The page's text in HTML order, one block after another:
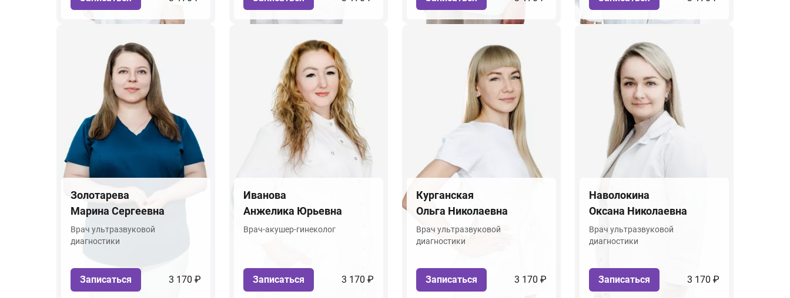
Золотарева
Марина Сергеевна
Врач ультразвуковой
диагностики
Записаться 3 170 ₽
Иванова
Анжелика Юрьевна
Врач-акушер-гинеколог
Записаться 3 170 ₽
Курганская
Ольга Николаевна
Врач ультразвуковой
диагностики
Записаться 3 170 ₽
Наволокина
Оксана Николаевна
Врач ультразвуковой
диагностики
Записаться 3 170 ₽